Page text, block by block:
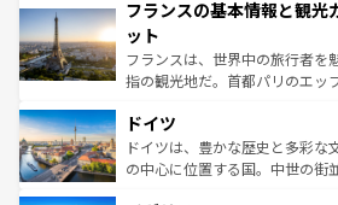
ませてくれるイタリアで、忘れ
なお、新着のイタリア情報は
しい。
文化が根付くこの国では、情熱
れる闘牛、そして美味しいタパ
る。首都マドリードの洗練され
アートに溢れた街角から、地方
せる。地方によって風土や気候
性で訪れ
ンテンツ一覧を参照してほしい
フランスの基本情報と観光
ット
フランスは、世界中の旅行者を
指の観光地だ。首都パリのエッ
で、幅広い魅力が詰まっている
聖堂、美しいビーチ、そして豊
から魅了する。また、フランス
ドイツ
ドイツは、豊かな歴史と多彩な
の中心に位置する国。中世の街